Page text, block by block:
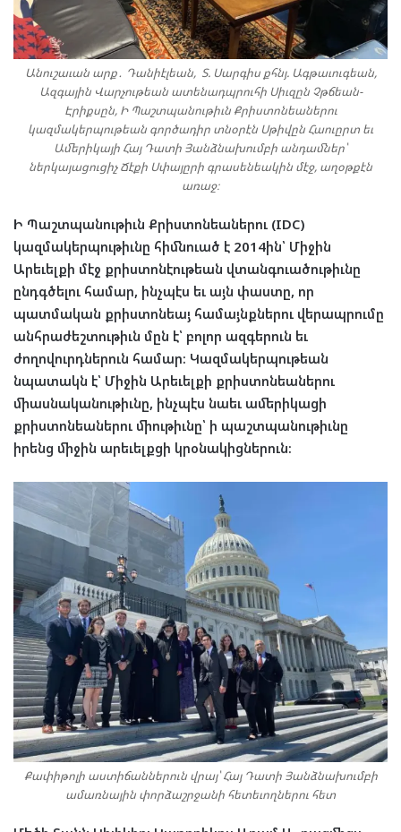
Անուշաւան արք․ Դանիէլեան, Տ. Սարգիս քհնյ. Ագթաւուգեան,
Ազգային Վարչութեան ատենադպրուհի Սիւզըն Չթճեան-
Էրիքսըն, Ի Պաշտպանութիւն Քրիստոնեաներու
կազմակերպութեան գործադիր տնօրէն Սթիվըն Հաուըրտ եւ
Ամերիկայի Հայ Դատի Յանձնախումբի անդամներ՝
ներկայացուցիչ Ճէքի Սփայըրի գրասենեակին մէջ, աղօթքէն
առաջ։
Ի Պաշտպանութիւն Քրիստոնեաներու (IDC)
կազմակերպութիւնը հիմնուած է 2014ին՝ Միջին
Արեւելքի մէջ քրիստոնէութեան վտանգուածութիւնը
ընդգծելու համար, ինչպէս եւ այն փաստը, որ
պատմական քրիստոնեայ համայնքներու վերապրումը
անհրաժեշտութիւն մըն է՝ բոլոր ազգերուն եւ
ժողովուրդներուն համար։ Կազմակերպութեան
նպատակն է՝ Միջին Արեւելքի քրիստոնեաներու
միասնականութիւնը, ինչպէս նաեւ ամերիկացի
քրիստոնեաներու միութիւնը՝ ի պաշտպանութիւնը
իրենց միջին արեւելքցի կրօնակիցներուն։
Քափիթոլի աստիճաններուն վրայ՝ Հայ Դատի Յանձնախումբի
ամառնային փորձաշրջանի հետեւողներու հետ